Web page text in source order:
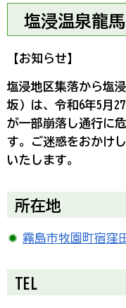
塩浸温泉龍
【お知らせ】
塩浸地区集落から塩
坂）は、令和6年5月
が一部崩落し通行に
す。ご迷惑をおかけ
いたします。
所在地
霧島市牧園町宿窪
TEL